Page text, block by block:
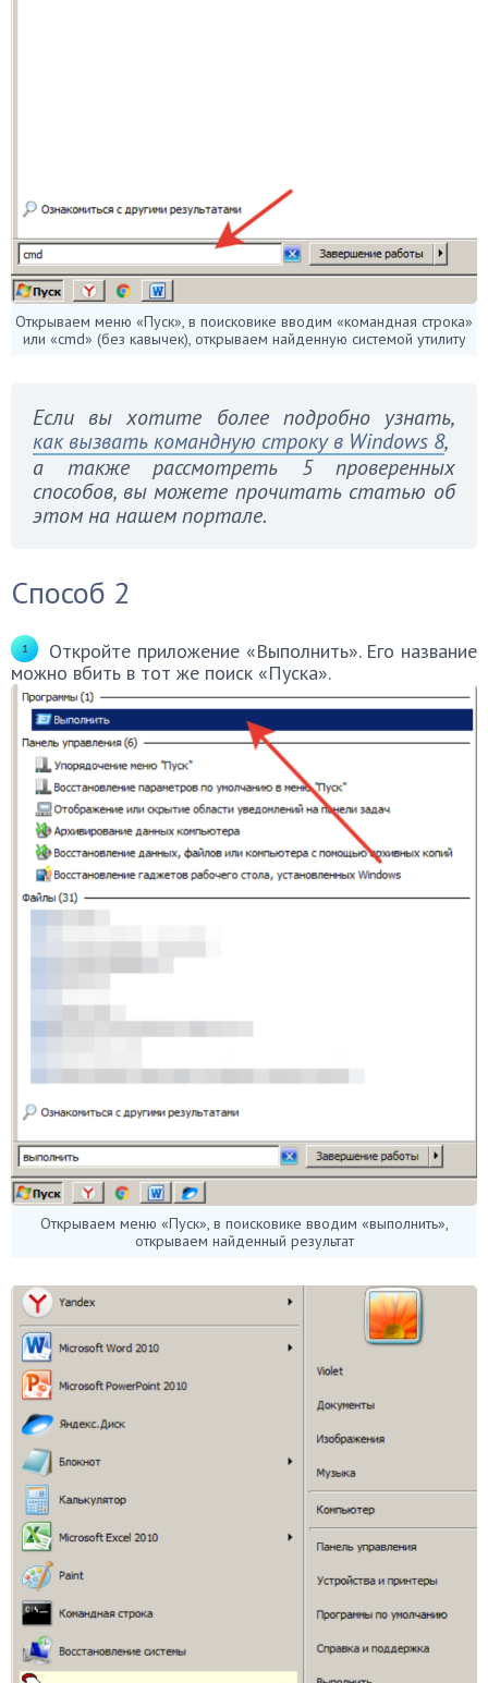
Открываем меню «Пуск», в поисковике вводим «командная строка»
или «cmd» (без кавычек), открываем найденную системой утилиту
Если вы хотите более подробно узнать,
как вызвать командную строку в Windows 8,
а также рассмотреть 5 проверенных
способов, вы можете прочитать статью об
этом на нашем портале.
Способ 2
Откройте приложение «Выполнить». Его название
можно вбить в тот же поиск «Пуска».
Открываем меню «Пуск», в поисковике вводим «выполнить»,
открываем найденный результат